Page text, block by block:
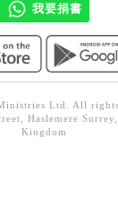
我要捐書
Ltd. All rights
Haslemere
Kingdom